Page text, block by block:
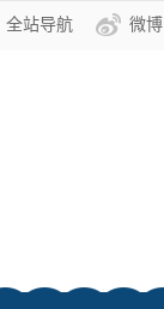
全站导航 微博